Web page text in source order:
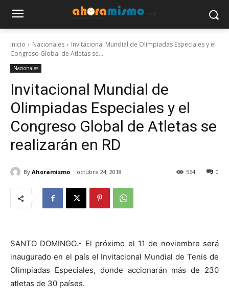
Inicio Nacionales
Invitacional Mundial de Olimpiadas Especiales y el
Congreso Global de Atletas se...
Nacionales
Invitacional Mundial de
Olimpiadas Especiales y el
Congreso Global de Atletas se
realizarán en RD
By Ahoramismo octubre 24, 2018 0
564
SANTO DOMINGO.- El próximo el 11 de noviembre será
inaugurado en el país el Invitacional Mundial de Tenis de
Olimpiadas Especiales, donde accionarán más de 230
atletas de 30 países.